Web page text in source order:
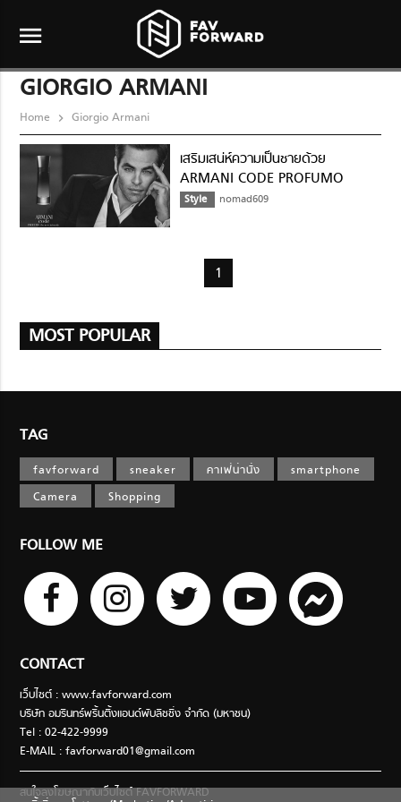
menu
GIORGIO ARMANI
Home Giorgio Armani
เสริมเสน่ห์ความเป็นชายด้วย
ARMANI CODE PROFUMO
Style nomad609
1
MOST POPULAR
TAG
favforward sneaker คาเฟ่น่านั่ง
smartphone
Camera
Shopping
FOLLOW ME
CONTACT
เว็บไซต์ : www.favforward.com
บริษัท อมรินทร์พริ้นติ้งแอนด์พับลิชชิ่ง จำกัด (มหาชน)
Tel : 02-422-9999
E-MAIL :favforward01@gmail.com
สนใจลงโฆษณากับเว็บไซต์ FAVFORWARD